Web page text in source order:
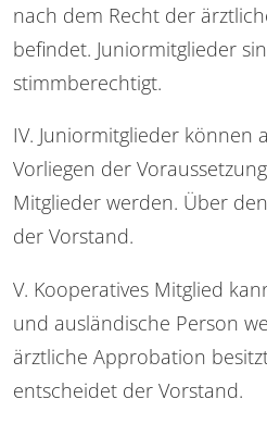
nach dem Recht der
befindet. Juniormitglieder
stimmberechtigt.
IV. Juniormitglieder können
Vorliegen der
Mitglieder werden. Über
der Vorstand.
V. Kooperatives Mitglied
und ausländische Person
ärztliche Approbation
entscheidet der Vorstand.